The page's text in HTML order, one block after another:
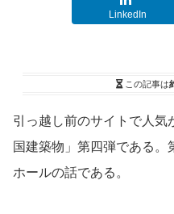
LinkedIn
この記事は
引っ越し前のサイトで人気
国建築物」第四弾である。
ホールの話である。